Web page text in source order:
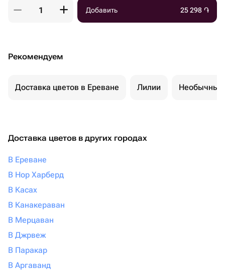
Добавить 25 298 ֏
Рекомендуем
Доставка цветов в Ереване Лилии Необычные
Доставка цветов в других городах
В Ереване
В Нор Харберд
В Касах
В Канакераван
В Мерцаван
В Джрвеж
В Паракар
В Аргаванд